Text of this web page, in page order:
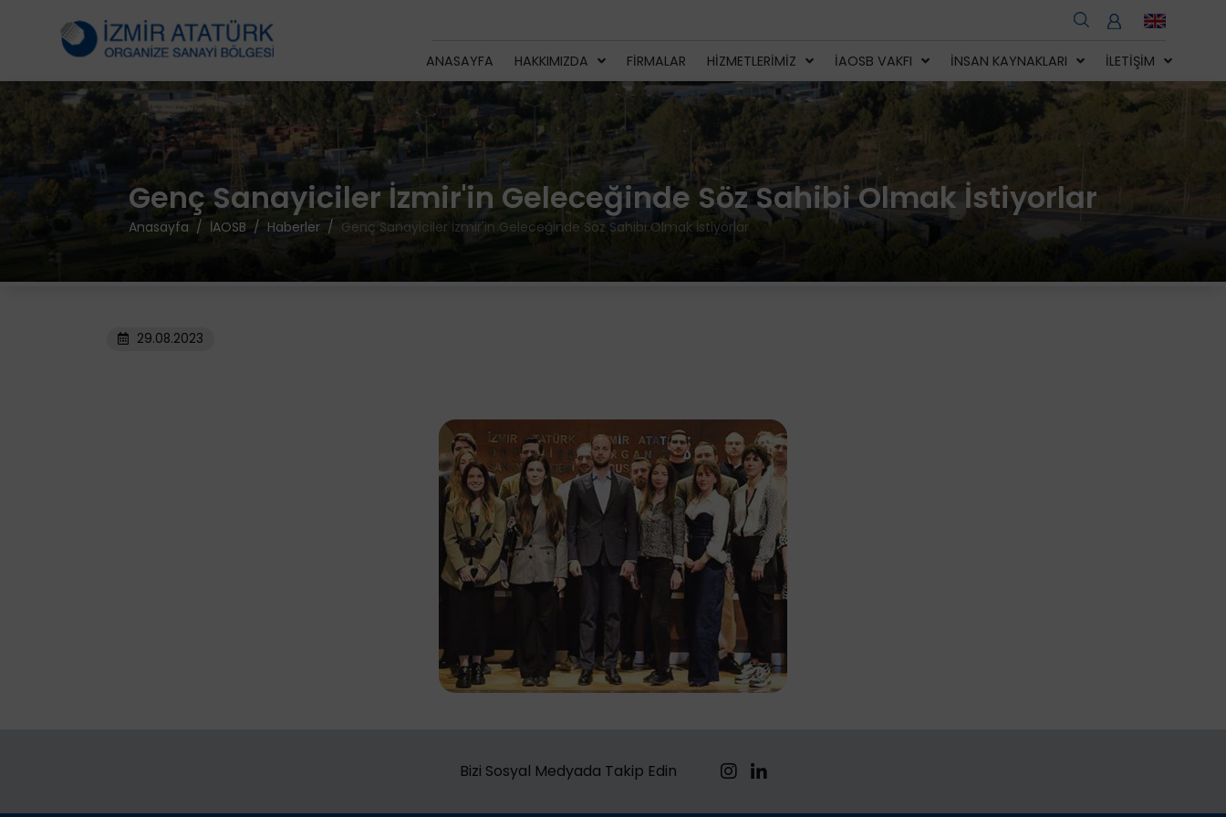
ANASAYFA HAKKIMIZDA FIRMALAR HIZMETLERIMIZ İAOSB VAKFI İNSAN KAYNAKLARI İLETIŞIM
Genç Sanayiciler İzmir'in Geleceğinde Söz Sahibi Olmak İstiyorlar
Anasayfa İAOSB Haberler Genç Sanayiciler İzmir'in Geleceğinde Söz Sahibi Olmak İstiyorlar
29.08.2023
Bizi Sosyal Medyada Takip Edin